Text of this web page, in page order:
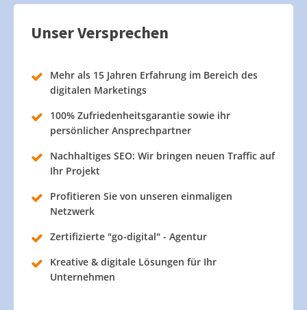
Unser Versprechen
Mehr als 15 Jahren Erfahrung im Bereich des
digitalen Marketings
100% Zufriedenheitsgarantie sowie ihr
persönlicher Ansprechpartner
Nachhaltiges SEO: Wir bringen neuen Traffic auf
Ihr Projekt
Profitieren Sie von unseren einmaligen
Netzwerk
Zertifizierte "go-digital" - Agentur
Kreative & digitale Lösungen für Ihr
Unternehmen